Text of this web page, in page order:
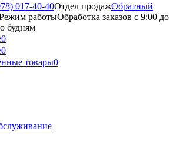
017-40-40Отдел продажОбратный
работыОбработка заказов с 9:00 до
будням
0
0
товары0